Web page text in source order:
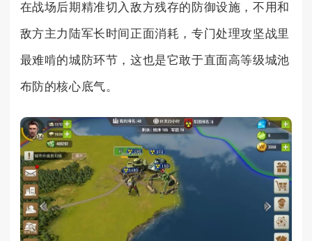
在战场后期精准切入敌方残存的防御设施，不用和
敌方主力陆军长时间正面消耗，专门处理攻坚战里
最难啃的城防环节，这也是它敢于直面高等级城池
布防的核心底气。